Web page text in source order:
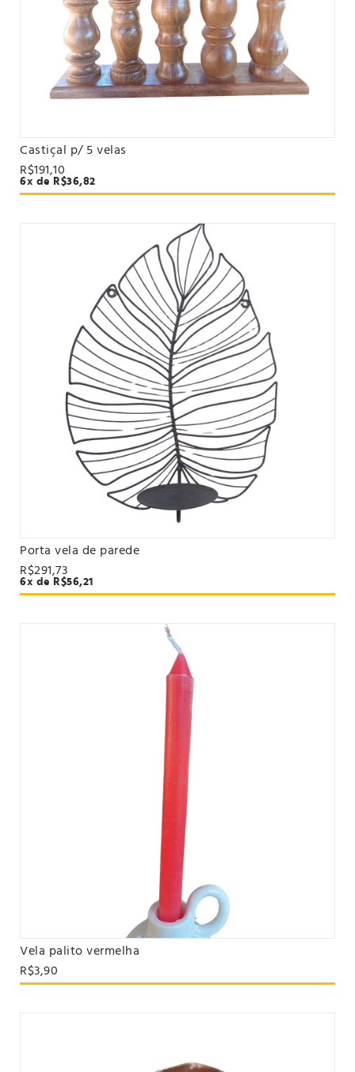
Castiçal p/ 5 velas
R$191,10
6x de R$36,82
VER PRODUTO
Porta vela de parede
R$291,73
6x de R$56,21
VER PRODUTO
Vela palito vermelha
R$3,90